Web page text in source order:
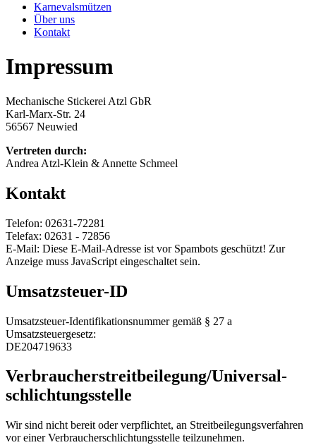
Karnevalsmützen
Über uns
Kontakt
Impressum
Mechanische Stickerei Atzl GbR
Karl-Marx-Str. 24
56567 Neuwied
Vertreten durch:
Andrea Atzl-Klein & Annette Schmeel
Kontakt
Telefon: 02631-72281
Telefax: 02631 - 72856
E-Mail: Diese E-Mail-Adresse ist vor Spambots geschützt! Zur
Anzeige muss JavaScript eingeschaltet sein.
Umsatzsteuer-ID
Umsatzsteuer-Identifikationsnummer gemäß § 27 a
Umsatzsteuergesetz:
DE204719633
Verbraucher­streit­beilegung/Universal­
schlichtungs­stelle
Wir sind nicht bereit oder verpflichtet, an Streitbeilegungsverfahren
vor einer Verbraucherschlichtungsstelle teilzunehmen.